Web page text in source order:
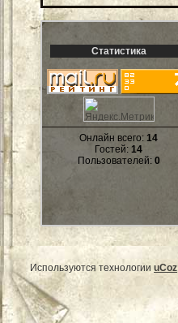
Статистика
Онлайн всего:14
Гостей:14
Пользователей: 0
Используются технологии uCoz